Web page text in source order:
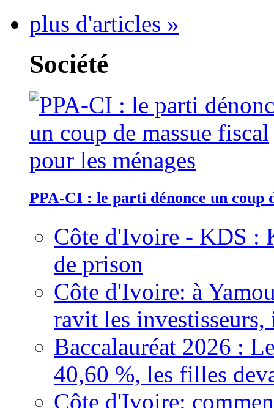
plus d'articles »
Société
PPA-CI : le parti dénonce un coup
Côte d'Ivoire - KDS :
de prison
Côte d'Ivoire: à
ravit les
Baccalauréat 2026 :
40,60 %, les filles
Côte d'Ivoire: